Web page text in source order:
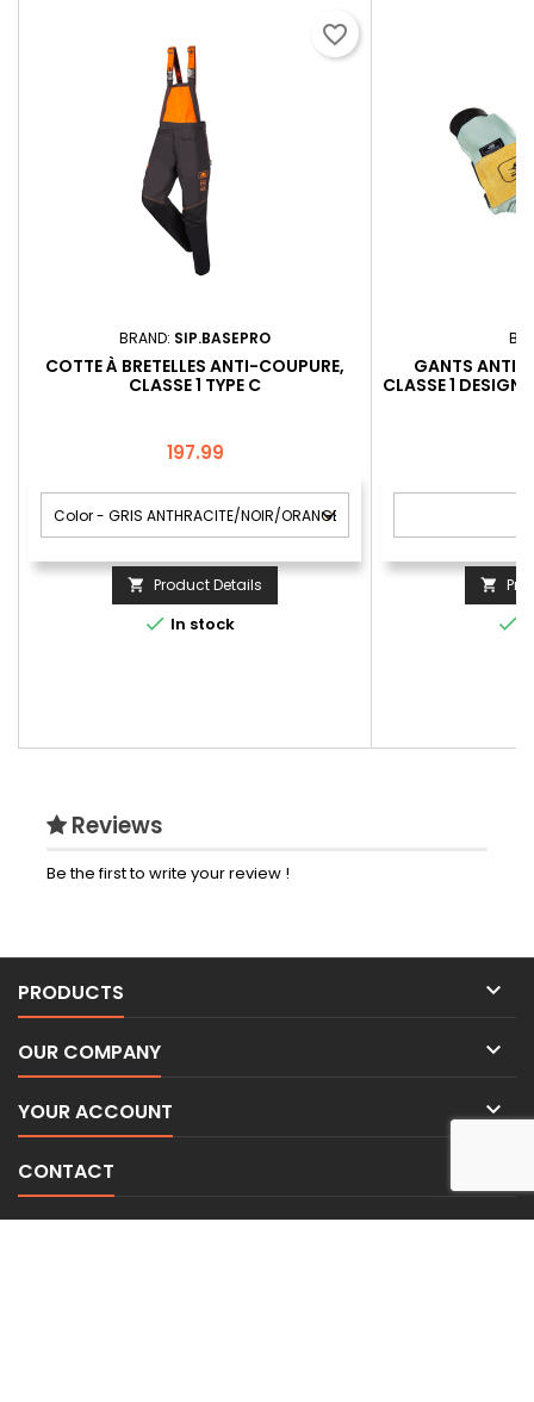
BRAND: SIP.BASEPRO
COTTE À BRETELLES ANTI-COUPURE,
CLASSE 1 TYPE C
Price
197.99
 Product Details
 In stock
favorite_border
GANTS ANTI-
CLASSE 1 DESIGN


Reviews
Be the first to write your review !
PRODUCTS 
OUR COMPANY 
YOUR ACCOUNT 
CONTACT